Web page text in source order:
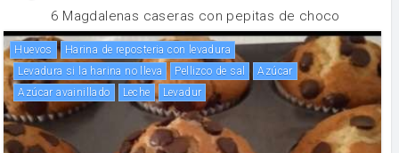
6 Magdalenas caseras con pepitas de choco
huevos
Harina de reposteria con levadura
Levadura si la harina no lleva
Pellizco de sal
Azúcar
Azúcar avainillado
leche Levadur